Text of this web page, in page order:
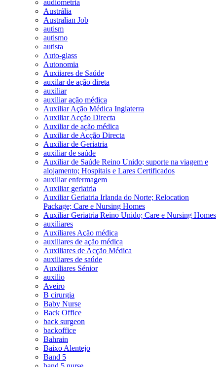
audiometria
Austrália
Australian Job
autism
autismo
autista
Auto-glass
Autonomia
Auxiiares de Saúde
auxilar de ação direta
auxiliar
auxiliar ação médica
Auxiliar Ação Médica Inglaterra
Auxiliar Acção Directa
Auxiliar de ação médica
Auxiliar de Acção Directa
Auxiliar de Geriatria
auxiliar de saúde
Auxiliar de Saúde Reino Unido; suporte na viagem e
alojamento; Hospitais e Lares Certificados
auxiliar enfermagem
Auxiliar geriatria
Auxiliar Geriatria Irlanda do Norte; Relocation
Package; Care e Nursing Homes
Auxiliar Geriatria Reino Unido; Care e Nursing Homes
auxiliares
Auxiliares Ação médica
auxiliares de ação médica
Auxiliares de Acção Médica
auxiliares de saúde
Auxiliares Sénior
auxilio
Aveiro
B cirurgia
Baby Nurse
Back Office
back surgeon
backoffice
Bahrain
Baixo Alentejo
Band 5